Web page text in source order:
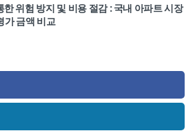
위험 방지 및 비용 절감 : 국내 아파트 시장
가 금액 비교